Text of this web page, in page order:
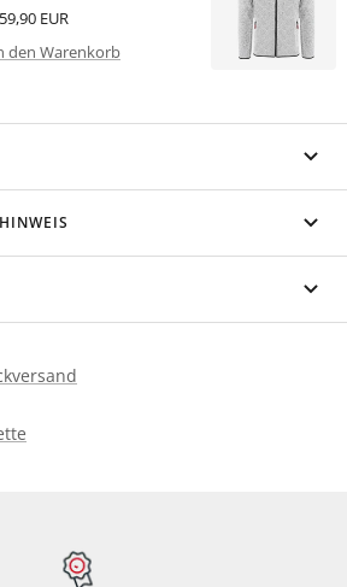
EUR
den Warenkorb